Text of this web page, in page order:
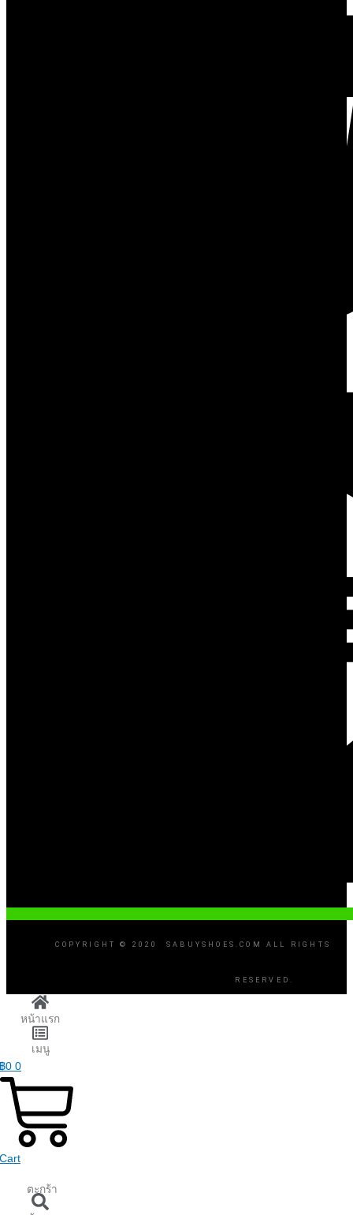
COPYRIGHT © 2020 SABUYSHOES.COM ALL RIGHTS
RESERVED.
หน้าแรก
เมนู
฿0 0
Cart
ตะกร้า